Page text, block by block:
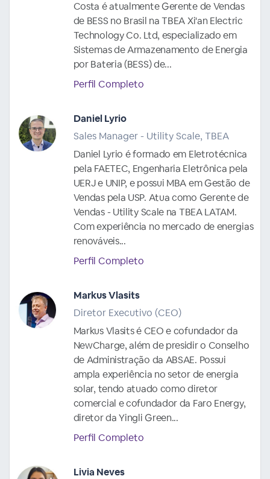
Costa é atualmente Gerente de Vendas
de BESS no Brasil na TBEA Xi'an Electric
Technology Co. Ltd, especializado em
Sistemas de Armazenamento de Energia
por Bateria (BESS) de...
Perfil Completo
Daniel Lyrio
Sales Manager - Utility Scale, TBEA
Daniel Lyrio é formado em Eletrotécnica
pela FAETEC, Engenharia Eletrônica pela
UERJ e UNIP, e possui MBA em Gestão de
Vendas pela USP. Atua como Gerente de
Vendas - Utility Scale na TBEA LATAM.
Com experiência no mercado de energias
renováveis...
Perfil Completo
Markus Vlasits
Diretor Executivo (CEO)
Markus Vlasits é CEO e cofundador da
NewCharge, além de presidir o Conselho
de Administração da ABSAE. Possui
ampla experiência no setor de energia
solar, tendo atuado como diretor
comercial e cofundador da Faro Energy,
diretor da Yingli Green...
Perfil Completo
Livia Neves